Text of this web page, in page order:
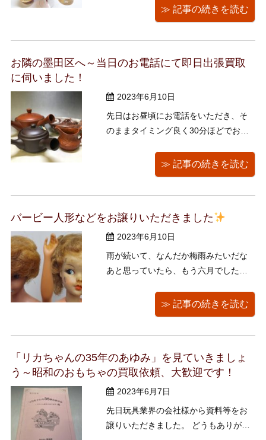
ら夏を涼しくすごせるのでしょう。ど
うしたら夏を涼しく…。 そんな言葉が
『ボッコちゃん』に収録されていま
≫ 記事の続きを読む
お隣の墨田区へ～当日のお電話にて即日出張買取
に伺いました！
2023年6月10日
先日はお昼頃にお電話をいただき、そ
のままタイミング良く30分ほどでお宅
た！ 当日中、もしくは今から来て欲し
いといったお客様からのご依頼もよく
ぐに駆け付けさせていただいておりま
す。 ...
≫ 記事の続きを読む
バービー人形などをお譲りいただきました
2023年6月10日
雨が続いて、なんだか梅雨みたいだな
あと思っていたら、もう六月でした。
思うと、絶句です。自分は何をしてい
るのか。焦るばかりで身体は重いで
替えに伴うお片付けで、遺品整理もい
たしま ...
≫ 記事の続きを読む
「リカちゃんの35年のあゆみ」を見ていきましょ
う～昭和のおもちゃの買取依頼、大歓迎です！
2023年6月7日
先日玩具業界の会社様から資料等をお
譲りいただきました。 どうもありがと